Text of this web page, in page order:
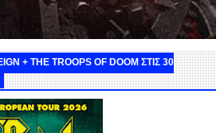
+ THE TROOPS OF DOOM ΣΤΙΣ 30